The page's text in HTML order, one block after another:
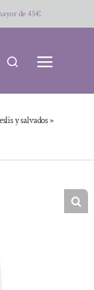
de 45€
y salvados»